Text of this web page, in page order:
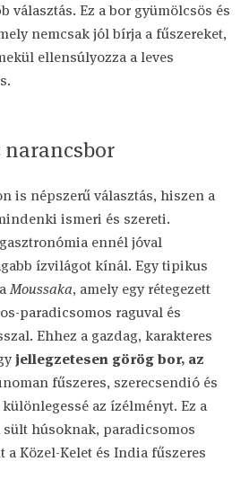
választás. Ez a bor gyümölcsös és
nemcsak jól bírja a fűszereket,
ellensúlyozza a leves
narancsbor
is népszerű választás, hiszen a
ismeri és szereti.
ennél jóval
ízvilágot kínál. Egy tipikus
Moussaka, amely egy rétegezett
paradicsomos raguval és
Ehhez a gazdag, karakteres
jellegzetesen görög bor, az
fűszeres, szerecsendió és
az ízélményt. Ez a
húsoknak, paradicsomos
Közel-Kelet és India fűszeres